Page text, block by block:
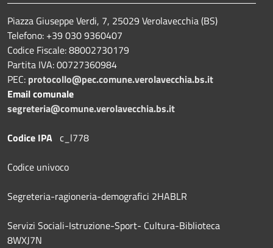
Piazza Giuseppe Verdi, 7, 25029 Verolavecchia (BS)
Telefono: +39 030 9360407
Codice Fiscale: 88002730179
Partita IVA: 00727360984
PEC: protocollo@pec.comune.verolavecchia.bs.it
Email comunale
segreteria@comune.verolavecchia.bs.it
Codice IPA c_l778
Codice univoco
Segreteria-ragioneria-demografici 2HABLR
Servizi Sociali-Istruzione-Sport- Cultura-Biblioteca
8WXJ7N